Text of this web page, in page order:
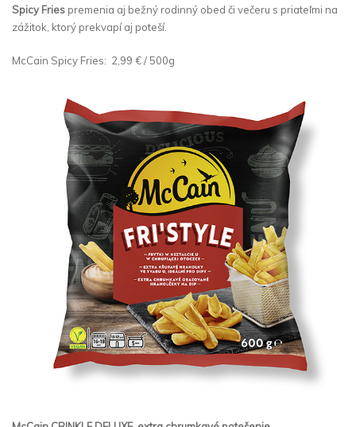
Spicy Friespremenia aj bežný rodinný obed či večeru s priateľmi na
zážitok, ktorý prekvapí aj poteší.
McCain Spicy Fries: 2,99 € / 500g